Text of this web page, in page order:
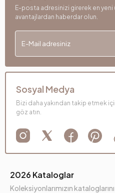
2026 Kataloglar
Koleksiyonlarımızın
E-posta adresinizi girerek en yeni
avantajlardan haberdar olun.
Sosyal Medya
Bizi daha yakından takip etmek
göz atın.